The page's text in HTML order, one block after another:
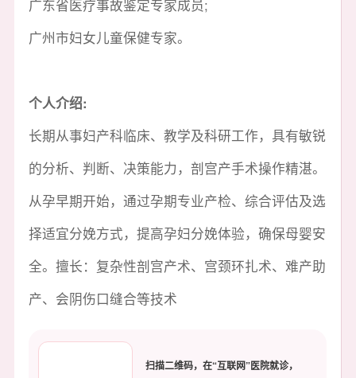
广东省医疗事故鉴定专家成员;
广州市妇女儿童保健专家。
个人介绍:
长期从事妇产科临床、教学及科研工作，具有敏锐
的分析、判断、决策能力，剖宫产手术操作精湛。
从孕早期开始，通过孕期专业产检、综合评估及选
择适宜分娩方式，提高孕妇分娩体验，确保母婴安
全。擅长：复杂性剖宫产术、宫颈环扎术、难产助
产、会阴伤口缝合等技术
扫描二维码，在“互联网”医院就诊，